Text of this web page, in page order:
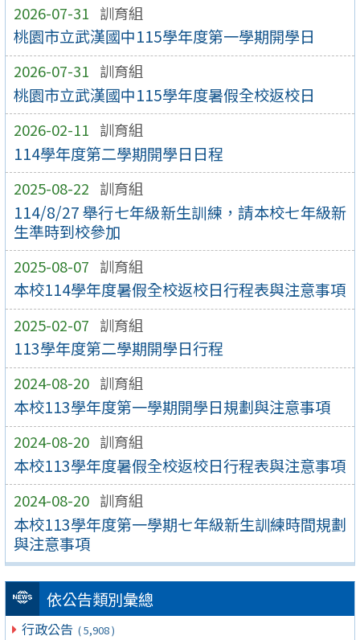
2026-07-31 訓育組
桃園市立武漢國中115學年度第一學期開學日
2026-07-31 訓育組
桃園市立武漢國中115學年度暑假全校返校日
2026-02-11 訓育組
114學年度第二學期開學日日程
2025-08-22 訓育組
114/8/27 舉行七年級新生訓練，請本校七年級新
生準時到校參加
2025-08-07 訓育組
本校114學年度暑假全校返校日行程表與注意事項
2025-02-07 訓育組
113學年度第二學期開學日行程
2024-08-20 訓育組
本校113學年度第一學期開學日規劃與注意事項
2024-08-20 訓育組
本校113學年度暑假全校返校日行程表與注意事項
2024-08-20 訓育組
本校113學年度第一學期七年級新生訓練時間規劃
與注意事項
依公告類別彙總
行政公告 ( 5,908 )